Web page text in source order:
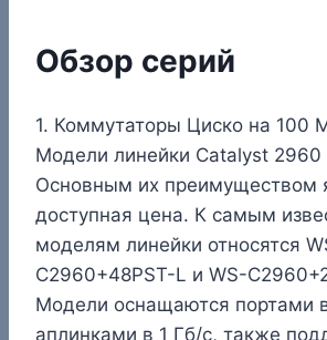
Обзор серий
1. Коммутаторы Циско на 100
Модели линейки Catalyst
Основным их преимуществом
доступная цена. К самым
моделям линейки относятся
C2960+48PST-L и WS-
Модели оснащаются портами
аплинками в 1 Гб/с, также